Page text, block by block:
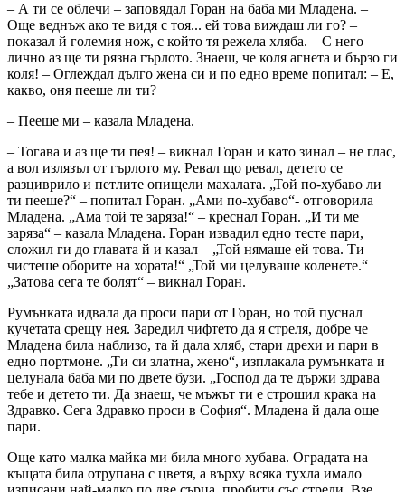
– А ти се облечи – заповядал Горан на баба ми Младена. –
Още веднъж ако те видя с тоя... ей това виждаш ли го? –
показал й големия нож, с който тя режела хляба. – С него
лично аз ще ти рязна гърлото. Знаеш, че коля агнета и бързо ги
коля! – Оглеждал дълго жена си и по едно време попитал: – Е,
какво, оня пееше ли ти?
– Пееше ми – казала Младена.
– Тогава и аз ще ти пея! – викнал Горан и като зинал – не глас,
а вол излязъл от гърлото му. Ревал що ревал, детето се
разциврило и петлите опищели махалата. „Той по-хубаво ли
ти пееше?“ – попитал Горан. „Ами по-хубаво“- отговорила
Младена. „Ама той те заряза!“ – креснал Горан. „И ти ме
заряза“ – казала Младена. Горан извадил едно тесте пари,
сложил ги до главата й и казал – „Той нямаше ей това. Ти
чистеше оборите на хората!“ „Той ми целуваше коленете.“
„Затова сега те болят“ – викнал Горан.
Румънката идвала да проси пари от Горан, но той пуснал
кучетата срещу нея. Заредил чифтето да я стреля, добре че
Младена била наблизо, та й дала хляб, стари дрехи и пари в
едно портмоне. „Ти си златна, жено“, изплакала румънката и
целунала баба ми по двете бузи. „Господ да те държи здрава
тебе и детето ти. Да знаеш, че мъжът ти е строшил крака на
Здравко. Сега Здравко проси в София“. Младена й дала още
пари.
Още като малка майка ми била много хубава. Оградата на
къщата била отрупана с цветя, а върху всяка тухла имало